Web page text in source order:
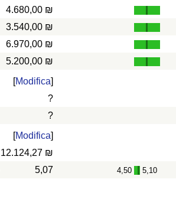
4.680,00 ₪
3.540,00 ₪
6.970,00 ₪
5.200,00 ₪
[Modifica]
?
?
[Modifica]
12.124,27 ₪
5,07 4,50 - 5,10